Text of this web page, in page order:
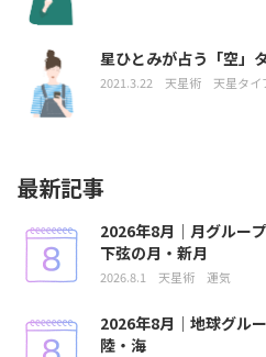
星ひとみが占う「空」
2021.3.22 天星術 天星タイ
最新記事
2026年8月｜月グルー
下弦の月・新月
2026.8.1 天星術 運気
2026年8月｜地球グル
陸・海